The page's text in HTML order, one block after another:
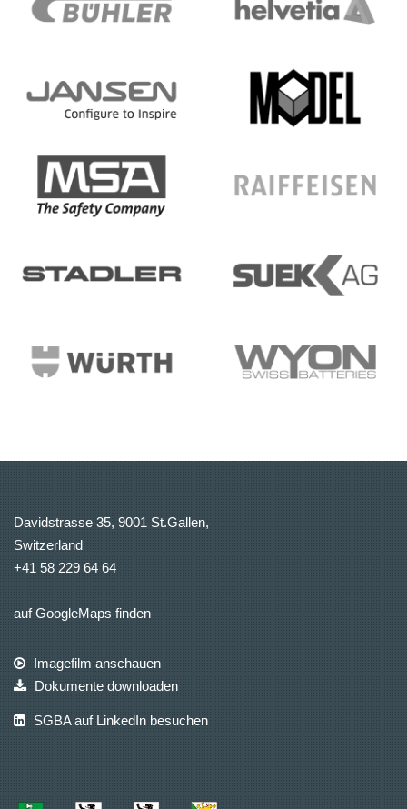
Davidstrasse 35, 9001 St.Gallen,
Switzerland
+41 58 229 64 64
auf GoogleMaps finden
Imagefilm anschauen
Dokumente downloaden
SGBA auf LinkedIn besuchen